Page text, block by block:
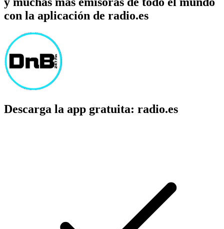
con la aplicación de radio.es
Descarga la app gratuita: radio.es